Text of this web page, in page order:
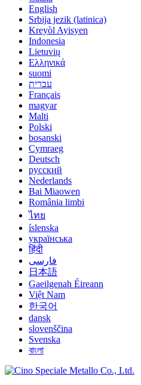
English
Srbija jezik (latinica)
Kreyòl Ayisyen
Indonesia
Lietuvių
Ελληνικά
suomi
עברית
Français
magyar
Malti
Polski
bosanski
Cymraeg
Deutsch
русский
Nederlands
Bai Miaowen
România limbi
ไทย
íslenska
українська
हिंदी
فارسی
日本語
Gaeilgenah Éireann
Việt Nam
한국어
dansk
slovenščina
Svenska
বাংলা